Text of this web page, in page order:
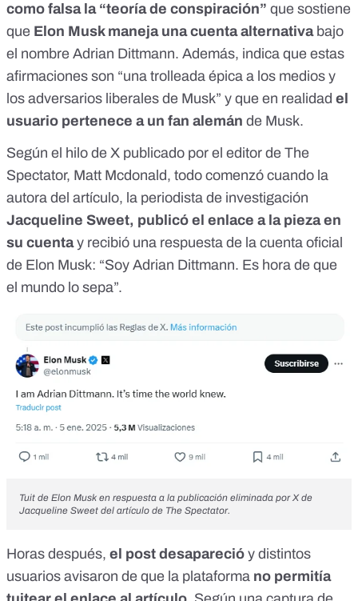
como falsa la “teoría de conspiración” que sostiene
que Elon Musk maneja una cuenta alternativabajo
el nombre Adrian Dittmann. Además, indica que estas
afirmaciones son “una trolleada épica a los medios y
los adversarios liberales de Musk” y que en realidad el
usuario pertenece a un fan alemán de Musk.
Según el hilo de X publicado por el editor de The
Spectator, Matt Mcdonald, todo comenzó cuando la
autora del artículo, la periodista de investigación
Jacqueline Sweet, publicó el enlace a la pieza en
su cuentay recibió una respuesta de la cuenta oficial
de Elon Musk: “Soy Adrian Dittmann. Es hora de que
el mundo lo sepa”.
Tuit de Elon Musk en respuesta a la publicación eliminada por X de
Jacqueline Sweet del artículo de The Spectator.
Horas después, el post desapareció y distintos
usuarios avisaron de que la plataforma no permitía